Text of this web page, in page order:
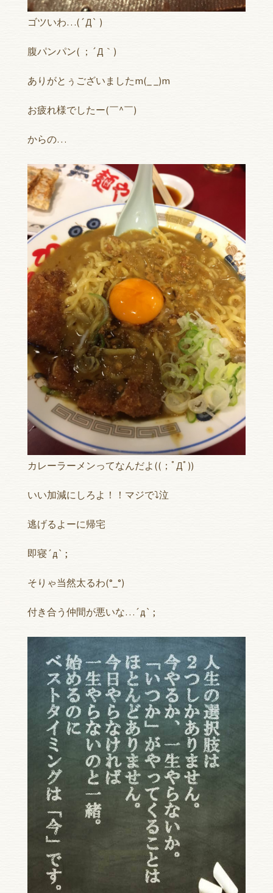
ゴツいわ…(´Д` )
腹パンパン( ；´Д｀)
ありがとぅございましたm(_ _)m
お疲れ様でしたー(￣^￣)ゞ
からの…
カレーラーメンってなんだよ((；ﾟДﾟ))
いい加減にしろよ！！マジで⤵︎泣
逃げるよーに帰宅
即寝´д` ;
そりゃ当然太るわ(°_°)
付き合う仲間が悪いな…´д` ;